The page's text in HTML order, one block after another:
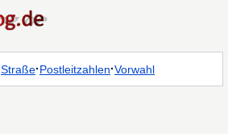
Straße·Postleitzahlen·Vorwahl